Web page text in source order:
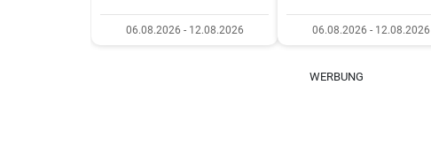
06.08.2026 - 12.08.2026 06.08.2026 - 12.08.2026
WERBUNG